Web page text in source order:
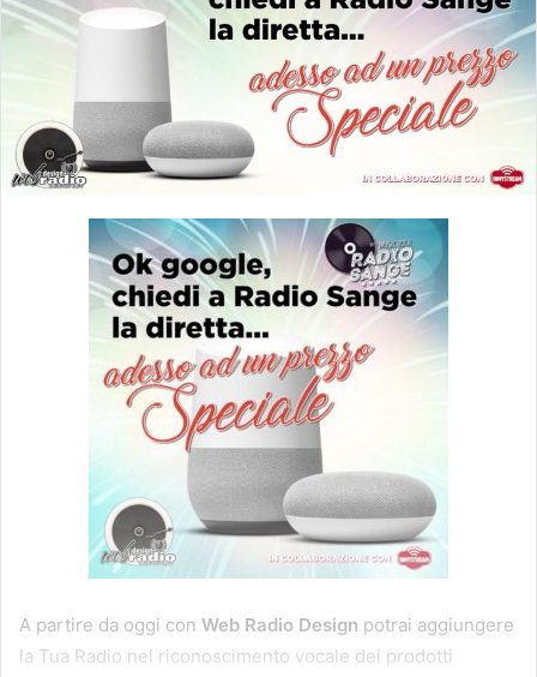
A partire da oggi con Web Radio Design potrai aggiungere
la Tua Radio nel riconoscimento vocale dei prodotti